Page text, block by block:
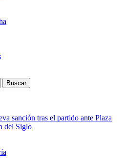
sanción tras el partido ante Plaza
del Siglo